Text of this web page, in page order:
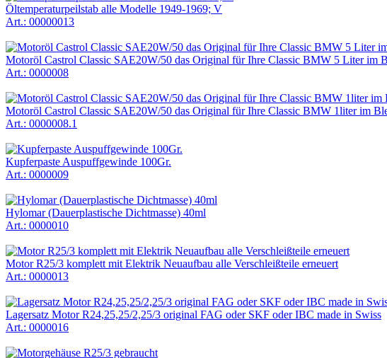
Öltemperaturpeilstab alle Modelle 1949-1969; V
Art.: 00000013
Motoröl Castrol Classic SAE20W/50 das Original für Ihre Classic BMW 5 Liter im
Art.: 0000008
Motoröl Castrol Classic SAE20W/50 das Original für Ihre Classic BMW 1liter im
Art.: 0000008.1
Kupferpaste Auspuffgewinde 100Gr.
Art.: 0000009
Hylomar (Dauerplastische Dichtmasse) 40ml
Art.: 0000010
Motor R25/3 komplett mit Elektrik Neuaufbau alle Verschleißteile erneuert
Art.: 0000013
Lagersatz Motor R24,25,25/2,25/3 original FAG oder SKF oder IBC made in Swiss
Art.: 0000016